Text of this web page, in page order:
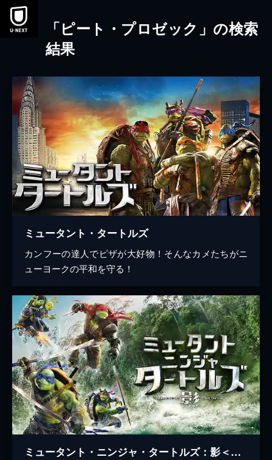
本文へスキップ
「ピート・プロゼック」の検索
結果
ミュータント・タートルズ
カンフーの達人でピザが大好物！そんなカメたちがニ
ューヨークの平和を守る！
ミュータント・ニンジャ・タートルズ：影＜シャドウズ＞